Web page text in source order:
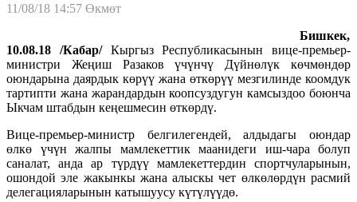
11/08/18 14:57 Өкмөт
Бишкек,
10.08.18 /Кабар/ Кыргыз Республикасынын вице-премьер-
министри Жеңиш Разаков үчүнчү Дүйнөлүк көчмөндөр
оюндарына даярдык көрүү жана өткөрүү мезгилинде коомдук
тартипти жана жарандардын коопсуздугун камсыздоо боюнча
Ыкчам штабдын кеңешмесин өткөрдү.
Вице-премьер-министр белгилегендей, алдыдагы оюндар
өлкө үчүн жалпы мамлекеттик маанидеги иш-чара болуп
саналат, анда ар түрдүү мамлекеттердин спортчуларынын,
ошондой эле жакынкы жана алыскы чет өлкөлөрдүн расмий
делегацияларынын катышуусу күтүлүүдө.